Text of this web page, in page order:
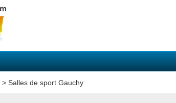
> Salles de sport Gauchy